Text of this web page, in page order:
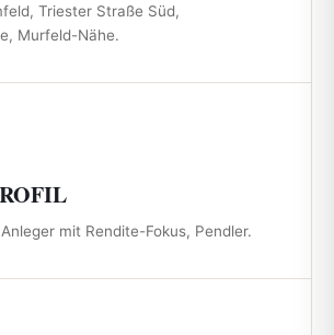
Triester Straße Süd,
Murfeld-Nähe.
mit Rendite-Fokus, Pendler.